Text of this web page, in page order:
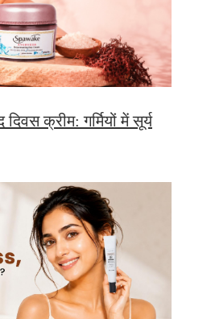
क्रीम: गर्मियों में सूर्य